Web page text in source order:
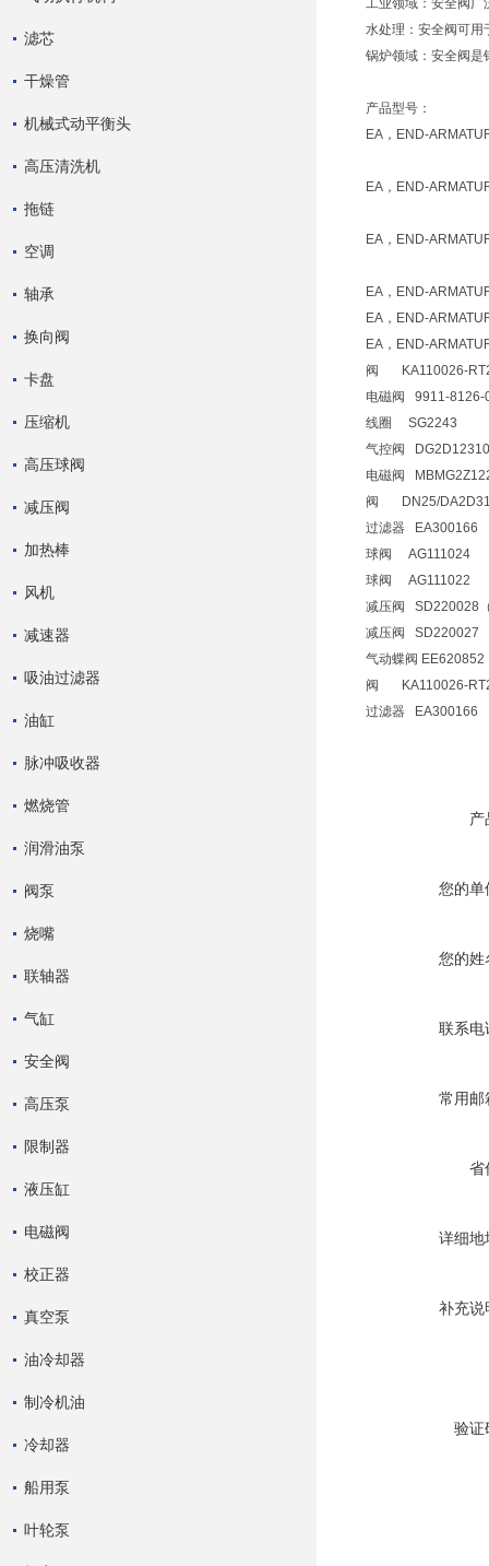
滤芯
干燥管
机械式动平衡头
高压清洗机
拖链
空调
轴承
换向阀
卡盘
压缩机
高压球阀
减压阀
加热棒
风机
减速器
吸油过滤器
油缸
脉冲吸收器
燃烧管
润滑油泵
阀泵
烧嘴
联轴器
气缸
安全阀
高压泵
限制器
液压缸
电磁阀
校正器
真空泵
油冷却器
制冷机油
冷却器
船用泵
叶轮泵
工业领域：安全阀广
水处理：安全阀可用
锅炉领域：安全阀是
产品型号：
EA，END-
EA，END-
EA，END-
EA，END-
EA，END-
EA，END-
阀 KA110026-
电磁阀 9911-8126-
线圈 SG2243
气控阀
电磁阀
阀 DN25/
过滤器 EA300166
球阀 AG111024
球阀 AG111022
减压阀 SD220028
减压阀 SD220027
气动蝶阀 EE620852
阀 KA110026-
过滤器 EA300166
产
您的单
您的姓
联系电
常用邮
省
详细地
补充说
验证